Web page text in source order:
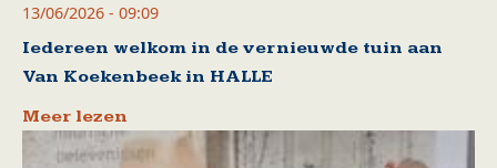
13/06/2026 - 09:09
Iedereen welkom in de vernieuwde tuin aan
Van Koekenbeek in HALLE
Meer lezen